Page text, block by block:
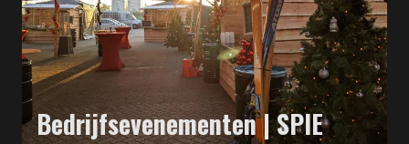
Bedrijfsevenementen | SPIE